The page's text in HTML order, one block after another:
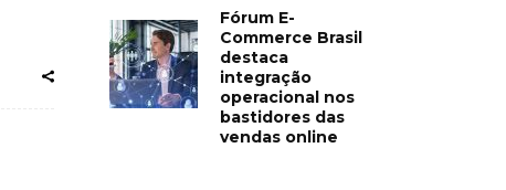
Fórum E-
Commerce Brasil
destaca
integração
operacional nos
bastidores das
vendas online